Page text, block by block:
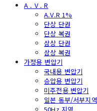
A . V . R
A.V.R 1%
단상 단권
단상 복권
삼상 단권
삼상 복권
가정용 변압기
국내용 변압기
승압용 변압기
미주전용 변압기
일본 동부/서부지역